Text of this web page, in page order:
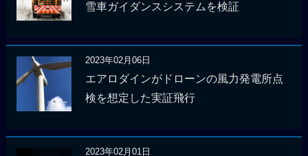
雪車ガイダンスシステムを検証
2023年02月06日
エアロダインがドローンの風力発電所点
検を想定した実証飛行
2023年02月01日